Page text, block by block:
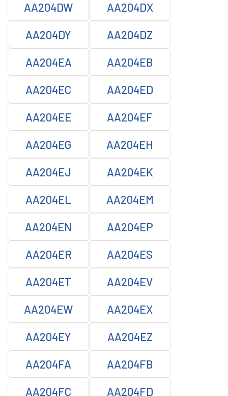
AA204DW AA204DX
AA204DY AA204DZ
AA204EA AA204EB
AA204EC AA204ED
AA204EE AA204EF
AA204EG AA204EH
AA204EJ AA204EK
AA204EL AA204EM
AA204EN AA204EP
AA204ER AA204ES
AA204ET AA204EV
AA204EW AA204EX
AA204EY AA204EZ
AA204FA AA204FB
AA204FC AA204FD